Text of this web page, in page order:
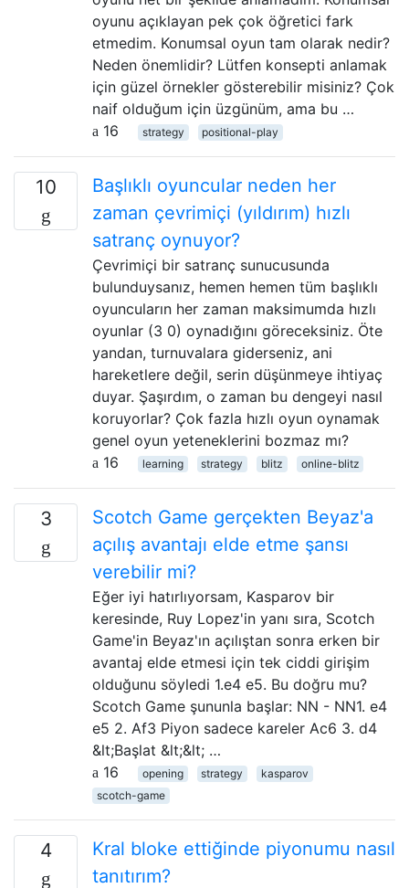
oyunu açıklayan pek çok öğretici fark
etmedim. Konumsal oyun tam olarak nedir?
Neden önemlidir? Lütfen konsepti anlamak
için güzel örnekler gösterebilir misiniz? Çok
naif olduğum için üzgünüm, ama bu …
16
strategy positional-play
10
Başlıklı oyuncular neden her
zaman çevrimiçi (yıldırım) hızlı
satranç oynuyor?
Çevrimiçi bir satranç sunucusunda
bulunduysanız, hemen hemen tüm başlıklı
oyuncuların her zaman maksimumda hızlı
oyunlar (3 0) oynadığını göreceksiniz. Öte
yandan, turnuvalara giderseniz, ani
hareketlere değil, serin düşünmeye ihtiyaç
duyar. Şaşırdım, o zaman bu dengeyi nasıl
koruyorlar? Çok fazla hızlı oyun oynamak
genel oyun yeteneklerini bozmaz mı?
16
learning strategy blitz online-blitz
3
Scotch Game gerçekten Beyaz'a
açılış avantajı elde etme şansı
verebilir mi?
Eğer iyi hatırlıyorsam, Kasparov bir
keresinde, Ruy Lopez'in yanı sıra, Scotch
Game'in Beyaz'ın açılıştan sonra erken bir
avantaj elde etmesi için tek ciddi girişim
olduğunu söyledi 1.e4 e5. Bu doğru mu?
Scotch Game şununla başlar: NN - NN1. e4
e5 2. Af3 Piyon sadece kareler Ac6 3. d4
&lt;Başlat &lt;&lt; …
16
opening strategy
kasparov
scotch-game
4
Kral bloke ettiğinde piyonumu nasıl
tanıtırım?